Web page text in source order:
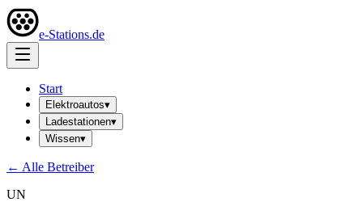
e-Stations.de
Start
Elektroautos▾
Ladestationen▾
Wissen▾
← Alle Betreiber
UN